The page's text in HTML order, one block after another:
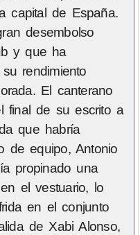
capital de España.
desembolso
y que ha
rendimiento
El canterano
final de su escrito a
que habría
de equipo, Antonio
propinado una
el vestuario, lo
en el conjunto
de Xabi Alonso,